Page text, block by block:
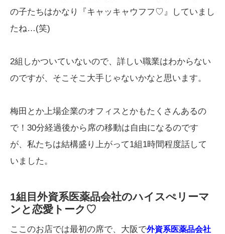
の子たちはかなり『キャッキャウフフ♡』していまし
たね…(笑)
2組しかついていないので、詳しい職業はわからない
のですが、そこそこ大手じゃないかなと思います。
梅田とか上場企業のオフィスとかもたくさんあるの
で！30分経過後から席の移動は自由になるのです
が、私たちは結構盛り上がって1組1時間程度話して
いました。
1組目外資系医薬品会社のハイスぺリーマ
ンと恋愛トーク♡
ここのお店では最初の席で、大阪で外資系医薬品会社